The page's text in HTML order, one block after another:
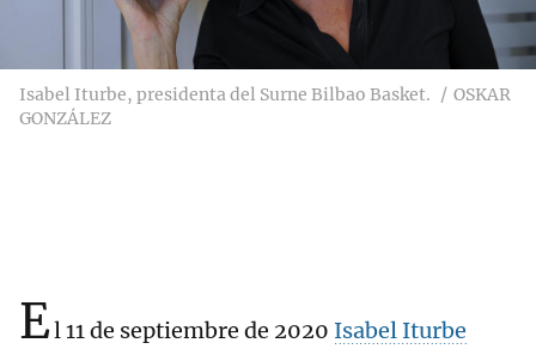
Isabel Iturbe, presidenta del Surne Bilbao Basket.
OSKAR
GONZÁLEZ
El 11 de septiembre de 2020 Isabel Iturbe